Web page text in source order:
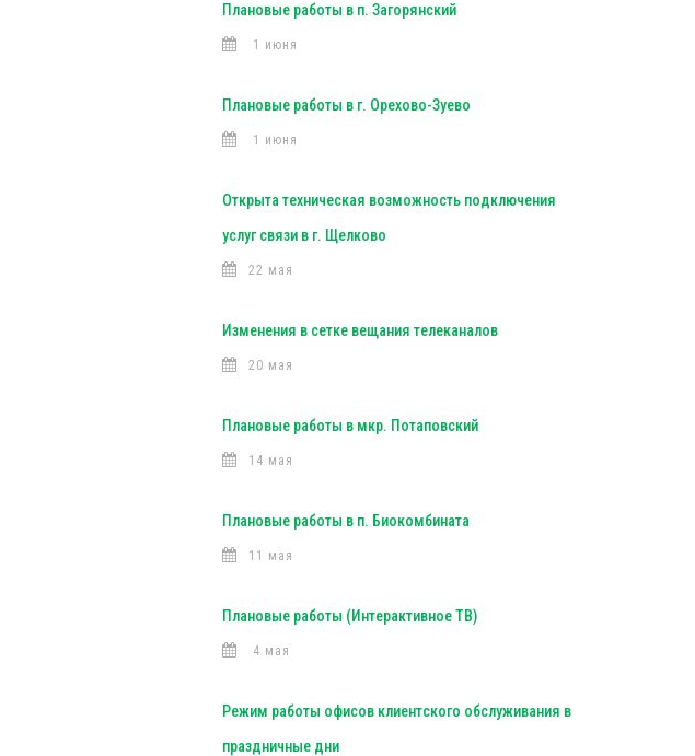
Плановые работы в п. Загорянский
1 июня
Плановые работы в г. Орехово-Зуево
1 июня
Открыта техническая возможность подключения
услуг связи в г. Щелково
22 мая
Изменения в сетке вещания телеканалов
20 мая
Плановые работы в мкр. Потаповский
14 мая
Плановые работы в п. Биокомбината
11 мая
Плановые работы (Интерактивное ТВ)
4 мая
Режим работы офисов клиентского обслуживания в
праздничные дни